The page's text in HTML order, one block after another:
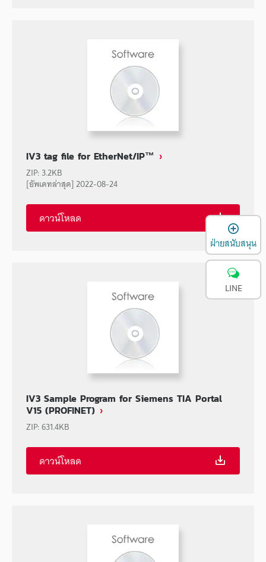
IV3 tag file for EtherNet/IP™
ZIP: 3.2KB
[อัพเดทล่าสุด] 2022-08-24
ดาวน์โหลด
IV3 Sample Program for Siemens TIA Portal
V15 (PROFINET)
ZIP:631.4KB
ดาวน์โหลด
ฝ่ายสนับสนุน
LINE